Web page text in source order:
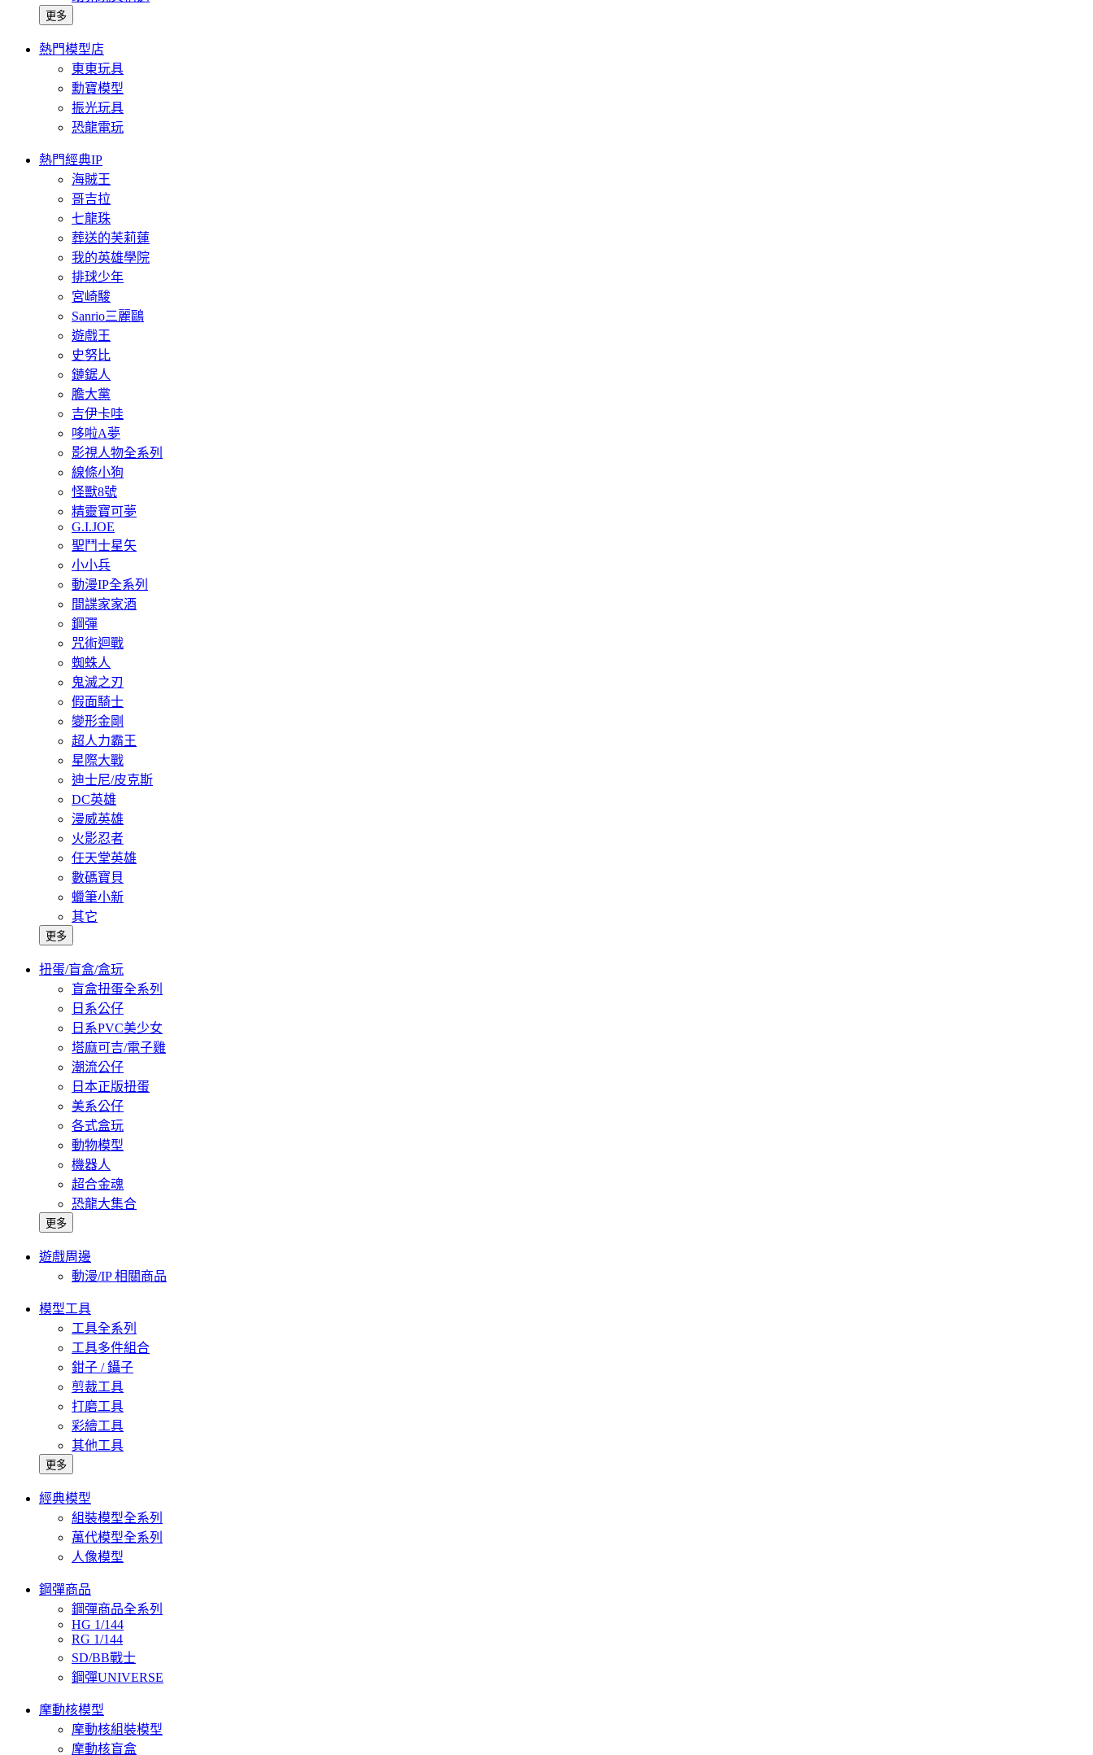
更多
熱門模型店
東東玩具
勳寶模型
振光玩具
恐龍電玩
熱門經典IP
海賊王
哥吉拉
七龍珠
葬送的芙莉蓮
我的英雄學院
排球少年
宮崎駿
Sanrio三麗鷗
遊戲王
史努比
鏈鋸人
膽大黨
吉伊卡哇
哆啦A夢
影視人物全系列
線條小狗
怪獸8號
精靈寶可夢
G.I.JOE
聖鬥士星矢
小小兵
動漫IP全系列
間諜家家酒
鋼彈
咒術迴戰
蜘蛛人
鬼滅之刃
假面騎士
變形金剛
超人力霸王
星際大戰
迪士尼/皮克斯
DC英雄
漫威英雄
火影忍者
任天堂英雄
數碼寶貝
蠟筆小新
其它
更多
扭蛋/盲盒/盒玩
盲盒扭蛋全系列
日系公仔
日系PVC美少女
塔麻可吉/電子雞
潮流公仔
日本正版扭蛋
美系公仔
各式盒玩
動物模型
機器人
超合金魂
恐龍大集合
更多
遊戲周邊
動漫/IP 相關商品
模型工具
工具全系列
工具多件組合
鉗子 / 鑷子
剪裁工具
打磨工具
彩繪工具
其他工具
更多
經典模型
組裝模型全系列
萬代模型全系列
人像模型
鋼彈商品
鋼彈商品全系列
HG 1/144
RG 1/144
SD/BB戰士
鋼彈UNIVERSE
摩動核模型
摩動核組裝模型
摩動核盲盒